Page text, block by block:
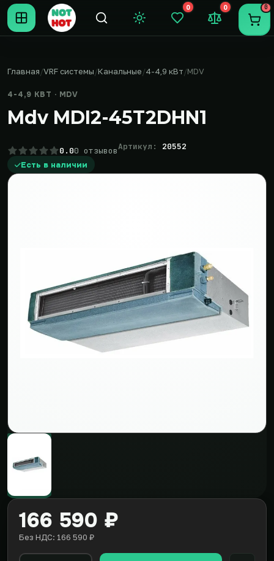
Темная тема
0
Закладки (0)
0
Сравнение
0
Главная VRF системы Канальные 4-4,9 кВт MDV
4-4,9 КВТ · MDV
Mdv MDI2-45T2DHN1
0.00 отзывовАртикул: 20552
Есть в наличии
166 590 ₽
Без НДС: 166 590 ₽